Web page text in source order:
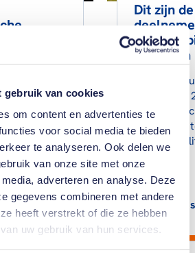
gebruik van cookies
om content en advertenties te
voor social media te bieden
te analyseren. Ook delen we
van onze site met onze
adverteren en analyse. Deze
gegevens combineren met andere
heeft verstrekt of die ze hebben
uw gebruik van hun services.
de
Spelen in
sporters
ons liveblog,
Dit zijn
Spelen
Van 28
september
Welke
zich